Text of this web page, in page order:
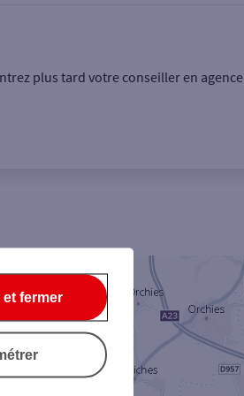
Rechercher
plus tard votre conseiller en
fermer